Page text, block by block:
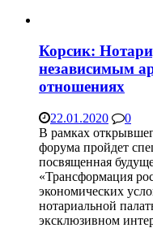
Корсик:
независимым
отношениях
22.01.2020
0
В рамках
форума пройдет
посвященная
«Трансформация
экономических
нотариальной
эксклюзивном